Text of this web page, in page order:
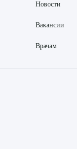
Новости
Вакансии
Врачам